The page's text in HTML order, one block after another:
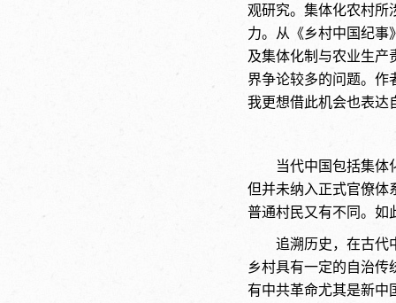
观研究。集体化农村所
力。从《乡村中国纪事
及集体化制与农业生产
界争论较多的问题。作
我更想借此机会也表达
当代中国包括集体
但并未纳入正式官僚体
普通村民又有不同。如
追溯历史，在古代
乡村具有一定的自治
有中共革命尤其是新中